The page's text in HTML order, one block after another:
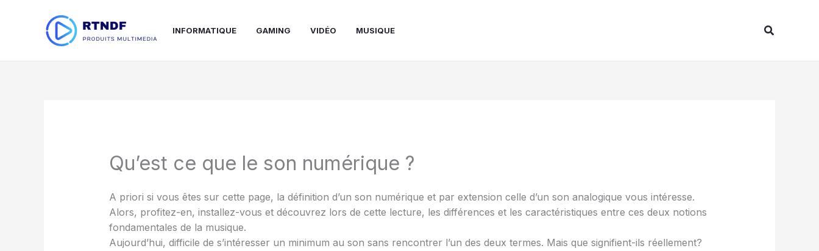
INFORMATIQUE GAMING VIDÉO MUSIQUE
Qu’est ce que le son numérique ?
A priori si vous êtes sur cette page, la définition d’un son numérique et par extension celle d’un son analogique vous intéresse.
Alors, profitez-en, installez-vous et découvrez lors de cette lecture, les différences et les caractéristiques entre ces deux notions
fondamentales de la musique.
Aujourd’hui, difficile de s’intéresser un minimum au son sans rencontrer l’un des deux termes. Mais que signifient-ils réellement?